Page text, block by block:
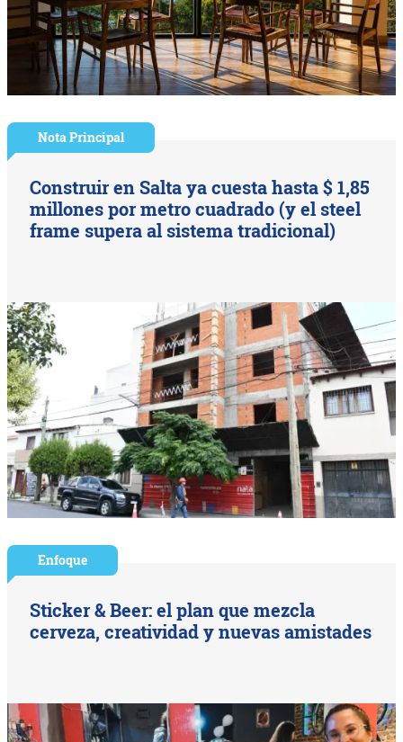
Nota Principal
Construir en Salta ya cuesta hasta $ 1,85
millones por metro cuadrado (y el steel
frame supera al sistema tradicional)
Enfoque
Sticker & Beer: el plan que mezcla
cerveza, creatividad y nuevas amistades